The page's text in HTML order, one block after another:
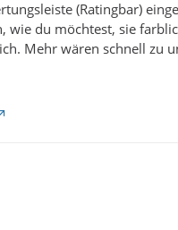
(Ratingbar)
wie du möchtest, sie
Mehr wären schnell zu